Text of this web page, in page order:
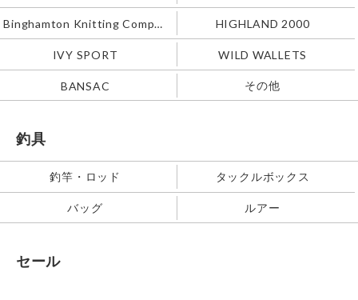
Binghamton Knitting Company HIGHLAND 2000
IVY SPORT WILD WALLETS
BANSAC その他
釣具
釣竿・ロッド タックルボックス
バッグ ルアー
セール